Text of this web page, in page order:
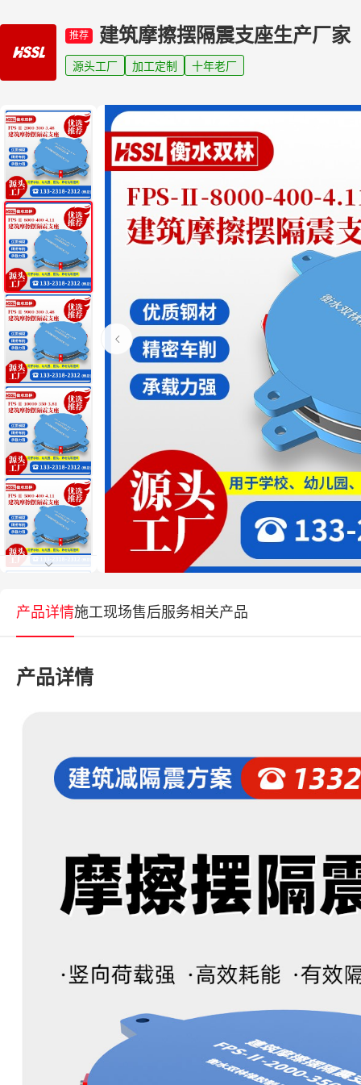
推荐 建筑摩擦摆隔震支座生产厂家
源头工厂 加工定制 十年老厂
产品详情施工现场售后服务相关产品
产品详情